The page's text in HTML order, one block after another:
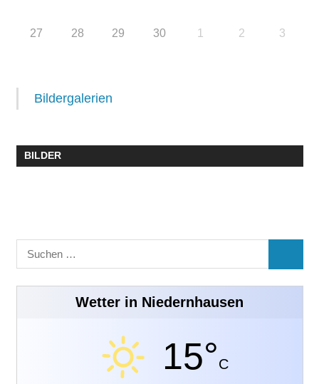
27 28 29 30 1 2 3
Bildergalerien
BILDER
Suchen
nach:
Wetter in Niedernhausen
15°C